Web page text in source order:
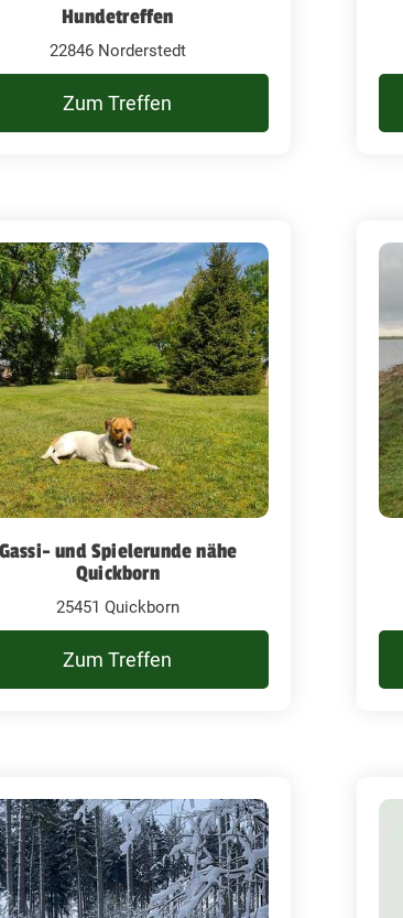
Hundetreffen
22846 Norderstedt
Zum Treffen
Gassi- und Spielerunde nähe
Quickborn
25451 Quickborn
Zum Treffen